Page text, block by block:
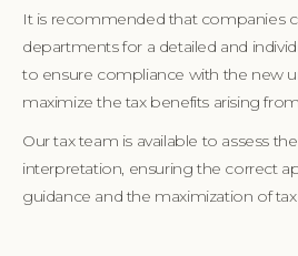
It is recommended that companies
departments for a detailed and
to ensure compliance with the new
maximize the tax benefits arising
Our tax team is available to assess
interpretation, ensuring the correct
guidance and the maximization of tax